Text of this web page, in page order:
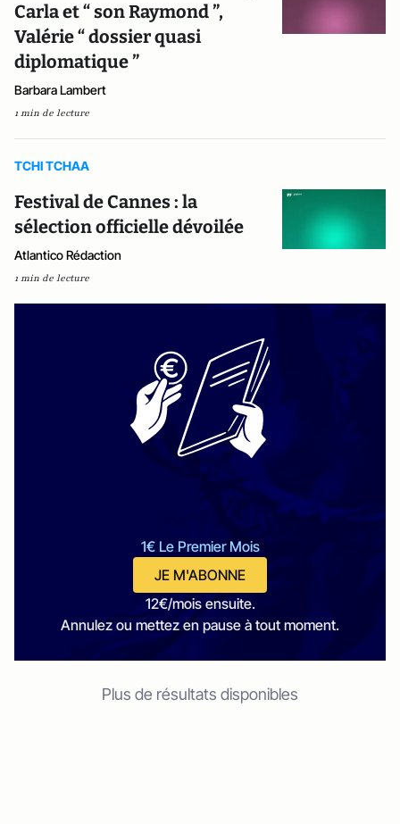
Carla et “ son Raymond ”,
Valérie “ dossier quasi
diplomatique ”
Barbara Lambert
1 min de lecture
TCHI TCHAA
Festival de Cannes : la
sélection officielle dévoilée
Atlantico Rédaction
1 min de lecture
1€ Le Premier Mois
JE M'ABONNE
12€/mois ensuite.
Annulez ou mettez en pause à tout moment.
Plus de résultats disponibles